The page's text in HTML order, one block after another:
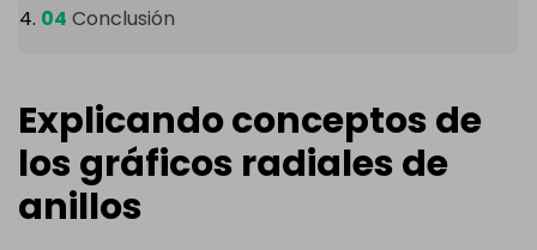
Conclusión
Explicando conceptos de
los gráficos radiales de
anillos